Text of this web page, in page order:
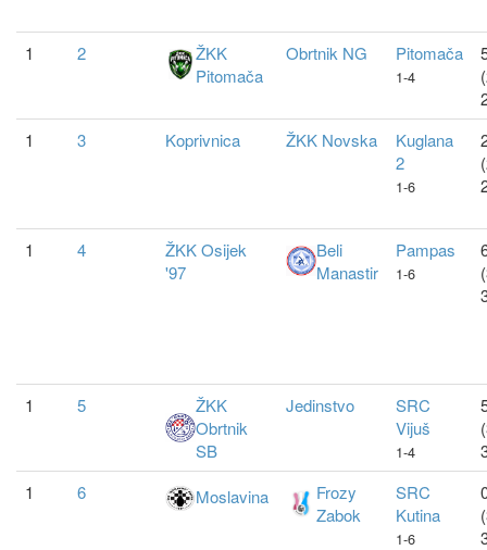
1 2
ŽKK
Pitomača
Obrtnik NG Pitomača
1-4
1
3 Koprivnica ŽKK Novska
Kuglana
2
1-6
1 4
ŽKK Osijek
'97
Beli
Manastir
Pampas
1-6
1 5
ŽKK
Obrtnik
SB
Jedinstvo
SRC
Vijuš
1-4
1
6 Moslavina
Frozy
Zabok
SRC
Kutina
1-6